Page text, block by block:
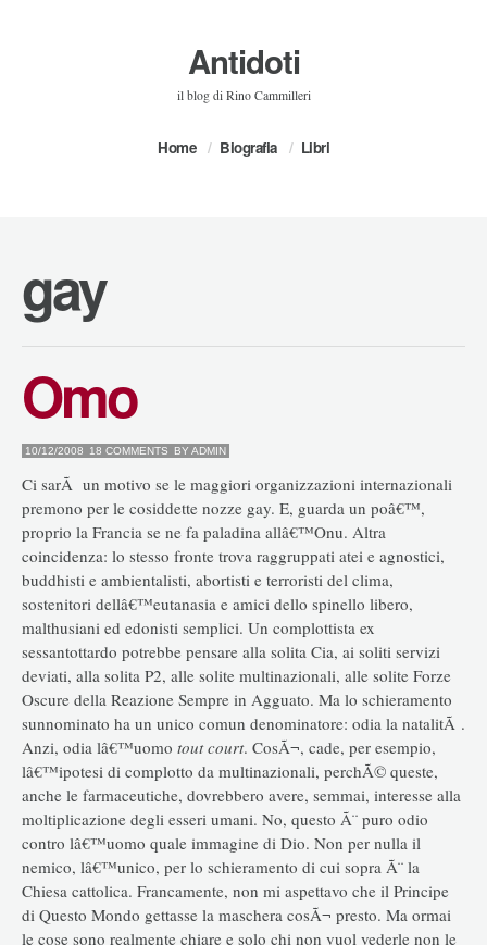
Antidoti
il blog di Rino Cammilleri
Home Biografia Libri
gay
Omo
10/12/2008 18 COMMENTS BY ADMIN
Ci sarÃ un motivo se le maggiori organizzazioni internazionali
premono per le cosiddette nozze gay. E, guarda un poâ€™,
proprio la Francia se ne fa paladina allâ€™Onu. Altra
coincidenza: lo stesso fronte trova raggruppati atei e agnostici,
buddhisti e ambientalisti, abortisti e terroristi del clima,
sostenitori dellâ€™eutanasia e amici dello spinello libero,
malthusiani ed edonisti semplici. Un complottista ex
sessantottardo potrebbe pensare alla solita Cia, ai soliti servizi
deviati, alla solita P2, alle solite multinazionali, alle solite Forze
Oscure della Reazione Sempre in Agguato. Ma lo schieramento
sunnominato ha un unico comun denominatore: odia la natalitÃ .
Anzi, odia lâ€™uomo tout court. CosÃ¬, cade, per esempio,
lâ€™ipotesi di complotto da multinazionali, perchÃ© queste,
anche le farmaceutiche, dovrebbero avere, semmai, interesse alla
moltiplicazione degli esseri umani. No, questo Ã¨ puro odio
contro lâ€™uomo quale immagine di Dio. Non per nulla il
nemico, lâ€™unico, per lo schieramento di cui sopra Ã¨ la
Chiesa cattolica. Francamente, non mi aspettavo che il Principe
di Questo Mondo gettasse la maschera cosÃ¬ presto. Ma ormai
le cose sono realmente chiare e solo chi non vuol vederle non le